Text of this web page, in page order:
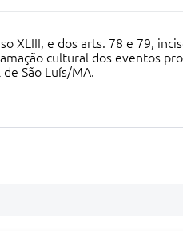
XLIII, e dos arts. 78 e 79,
cultural dos eventos
São Luís/MA.